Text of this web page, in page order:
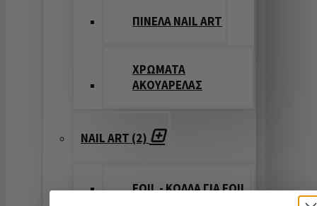
ΠΙΝΕΛΑ NAIL ART
ΧΡΩΜΑΤΑ
ΑΚΟΥΑΡΕΛΑΣ
NAIL ART (2)
FOIL - ΚΟΛΛΑ ΓΙΑ FOIL